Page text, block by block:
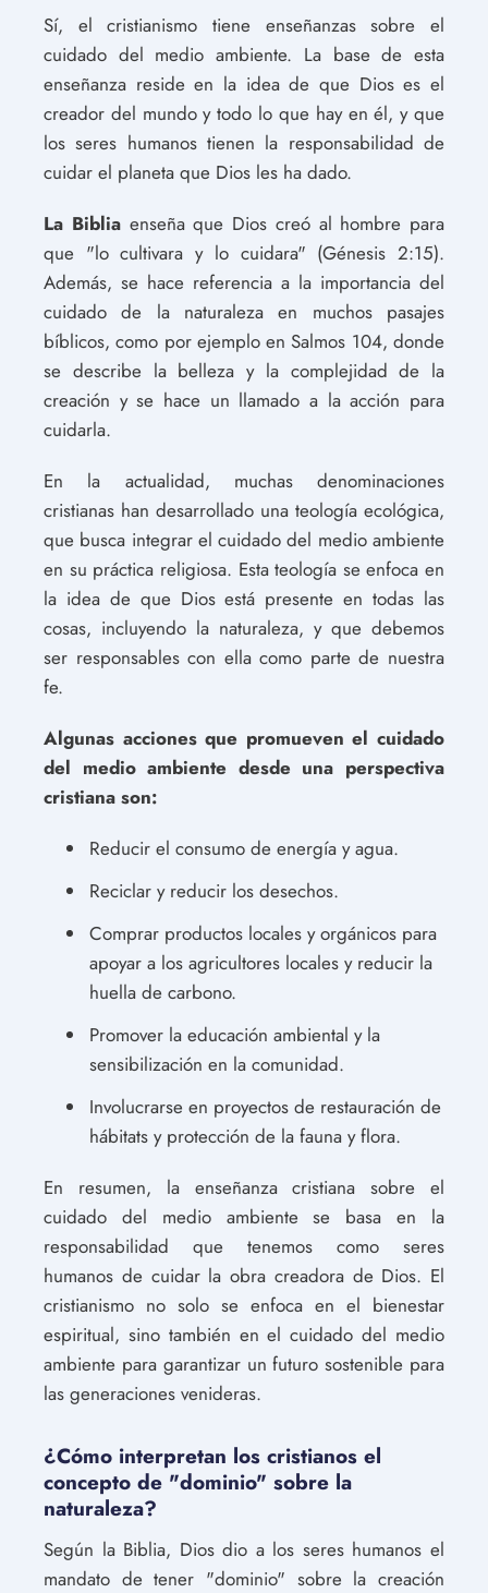
Sí, el cristianismo tiene enseñanzas sobre el
cuidado del medio ambiente. La base de esta
enseñanza reside en la idea de que Dios es el
creador del mundo y todo lo que hay en él, y que
los seres humanos tienen la responsabilidad de
cuidar el planeta que Dios les ha dado.
La Bibliaenseña que Dios creó al hombre para
que "lo cultivara y lo cuidara" (Génesis 2:15).
Además, se hace referencia a la importancia del
cuidado de la naturaleza en muchos pasajes
bíblicos, como por ejemplo en Salmos 104, donde
se describe la belleza y la complejidad de la
creación y se hace un llamado a la acción para
cuidarla.
En la actualidad, muchas denominaciones
cristianas han desarrollado una teología ecológica,
que busca integrar el cuidado del medio ambiente
en su práctica religiosa. Esta teología se enfoca en
la idea de que Dios está presente en todas las
cosas, incluyendo la naturaleza, y que debemos
ser responsables con ella como parte de nuestra
fe.
Algunas acciones que promueven el cuidado
del medio ambiente desde una perspectiva
cristiana son:
Reducir el consumo de energía y agua.
Reciclar y reducir los desechos.
Comprar productos locales y orgánicos para
apoyar a los agricultores locales y reducir la
huella de carbono.
Promover la educación ambiental y la
sensibilización en la comunidad.
Involucrarse en proyectos de restauración de
hábitats y protección de la fauna y flora.
En resumen, la enseñanza cristiana sobre el
cuidado del medio ambiente se basa en la
responsabilidad que tenemos como seres
humanos de cuidar la obra creadora de Dios. El
cristianismo no solo se enfoca en el bienestar
espiritual, sino también en el cuidado del medio
ambiente para garantizar un futuro sostenible para
las generaciones venideras.
¿Cómo interpretan los cristianos el
concepto de "dominio" sobre la
naturaleza?
Según la Biblia, Dios dio a los seres humanos el
mandato de tener "dominio" sobre la creación